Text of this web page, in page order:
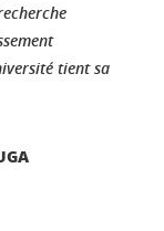
tient sa